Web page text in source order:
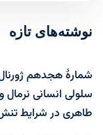
نوشته‌های تازه
شمارۀ هجدهم ژورنال
سلولی انسانی
طاهری در شرایط